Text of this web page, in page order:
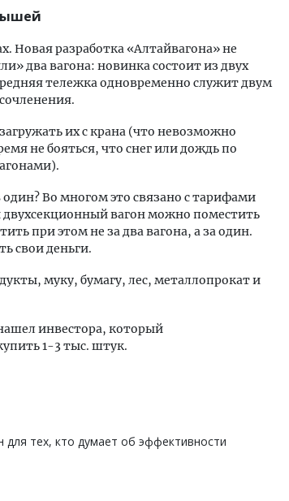
Новая разработка «Алтайвагона» не
два вагона: новинка состоит из двух
тележка одновременно служит двум
их с крана (что невозможно
не бояться, что снег или дождь по
один? Во многом это связано с тарифами
вагон можно поместить
при этом не за два вагона, а за один.
свои деньги.
муку, бумагу, лес, металлопрокат и
инвестора, который
1-3 тыс. штук.
тех, кто думает об эффективности